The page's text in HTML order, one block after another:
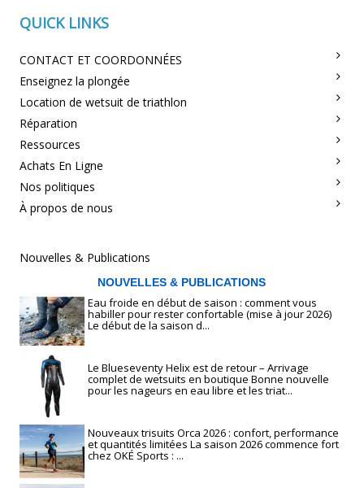
QUICK LINKS
CONTACT ET COORDONNÉES
Enseignez la plongée
Location de wetsuit de triathlon
Réparation
Ressources
Achats En Ligne
Nos politiques
À propos de nous
Nouvelles & Publications
NOUVELLES & PUBLICATIONS
Eau froide en début de saison : comment vous
habiller pour rester confortable (mise à jour 2026)
Le début de la saison d...
Le Blueseventy Helix est de retour – Arrivage
complet de wetsuits en boutique Bonne nouvelle
pour les nageurs en eau libre et les triat...
Nouveaux trisuits Orca 2026 : confort, performance
et quantités limitées La saison 2026 commence fort
chez OKÉ Sports : ...